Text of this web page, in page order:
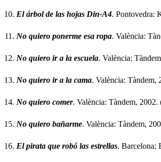
El árbol de las hojas Din-A4. Pontovedra:
No quiero ponerme esa ropa. València:
No quiero ir a la escuela. València:
No quiero ir a la cama. València: Tàndem,
No quiero comer. València: Tàndem, 2002.
No quiero bañarme. València: Tàndem,
El pirata que robó las estrellas. Barcelona: